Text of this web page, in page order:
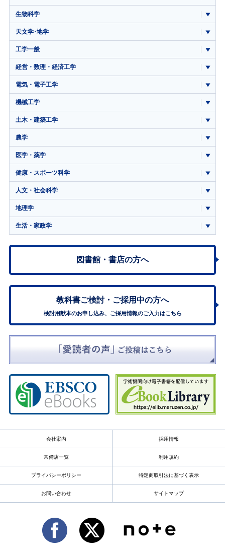
生物科学
天文学･地学
工学一般
経営・数理・経済工学
電気・電子工学
機械工学
土木・建築工学
農学
医学・薬学
健康・スポーツ科学
人文・社会科学
地理学
生活・家政学
図書館・書店の方へ
教科書ご検討・ ご採用中の方へ
検討用献本のお申し込み、ご採用情報のご入力はこちら
会社案内 採用情報
常備店一覧 利用規約
プライバシーポリシー 特定商取引法に基づく表示
お問い合わせ サイトマップ